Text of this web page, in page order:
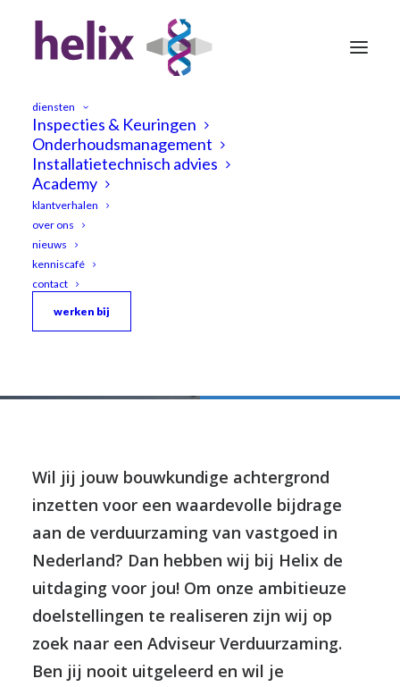
diensten
Inspecties & Keuringen
Onderhoudsmanagement
Installatietechnisch advies
Academy
klantverhalen
over ons
nieuws
kenniscafé
contact
werken bij
Adviseur
Gouda
Wil jij jouw bouwkundige achtergrond
inzetten voor een waardevolle bijdrage
aan de verduurzaming van vastgoed in
Nederland? Dan hebben wij bij Helix de
uitdaging voor jou! Om onze ambitieuze
doelstellingen te realiseren zijn wij op
zoek naar een Adviseur Verduurzaming.
Ben jij nooit uitgeleerd en wil je